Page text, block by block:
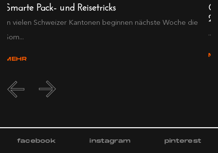
Smarte Pack- und Reisetricks
In vielen Schweizer Kantonen beginnen nächste Woche die
Som...
MEHR
...
facebook instagram pinterest